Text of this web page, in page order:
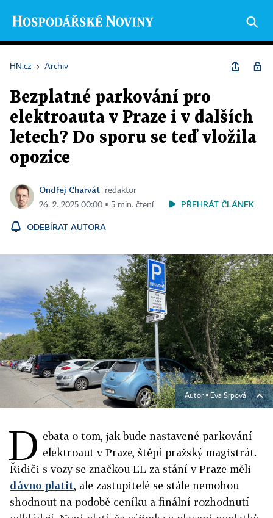
HN.cz › Archiv
Bezplatné parkování pro
elektroauta v Praze i v dalších
letech? Do sporu se teď vložila
opozice
Ondřej Charvát
redaktor
26. 2. 2025 00:00 ▪ 5 min. čtení
PŘEHRÁT ČLÁNEK
ODEBÍRAT AUTORA
Autor ▪ Eva Srpová
D ebata o tom, jak bude nastavené parkování
elektroaut v Praze, štěpí pražský magistrát.
Řidiči s vozy se značkou EL za stání v Praze měli
dávno platit, ale zastupitelé se stále nemohou
shodnout na podobě ceníku a finální rozhodnutí